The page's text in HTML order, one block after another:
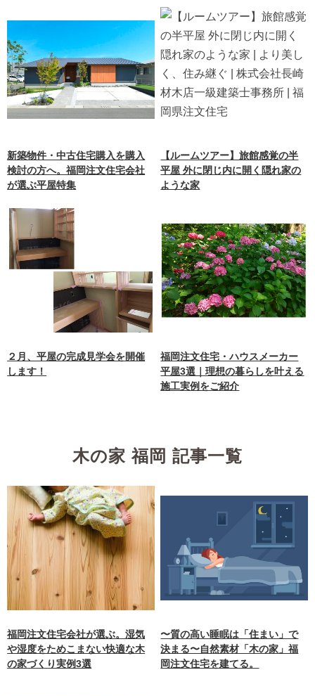
新築物件・中古住宅購入を購入
検討の方へ。福岡注文住宅会社
が選ぶ平屋特集
【ルームツアー】旅館感覚の半
平屋 外に閉じ内に開く隠れ家の
ような家
２月、平屋の完成見学会を開催
します！
福岡注文住宅・ハウスメーカー
平屋3選｜理想の暮らしを叶える
施工実例をご紹介
木の家 福岡 記事一覧
福岡注文住宅会社が選ぶ。湿気
や湿度をためこまない快適な木
の家づくり実例3選
〜質の高い睡眠は「住まい」で
決まる〜自然素材「木の家」福
岡注文住宅を建てる。